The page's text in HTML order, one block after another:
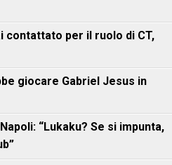
contattato per il ruolo di CT,
giocare Gabriel Jesus in
“Lukaku? Se si impunta,